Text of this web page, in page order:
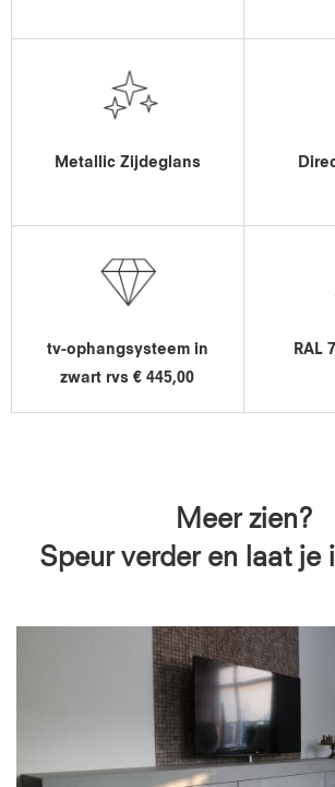
Metallic Zijdeglans
tv-ophangsysteem in
zwart rvs € 445,00
RAL
Meer zien?
Speur verder en laat je